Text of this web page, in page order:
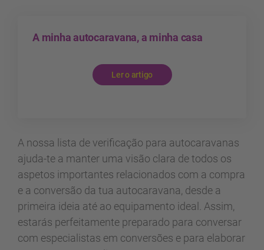
A minha autocaravana, a minha casa
Ler o artigo
A nossa lista de verificação para autocaravanas
ajuda-te a manter uma visão clara de todos os
aspetos importantes relacionados com a compra
e a conversão da tua autocaravana, desde a
primeira ideia até ao equipamento ideal. Assim,
estarás perfeitamente preparado para conversar
com especialistas em conversões e para elaborar